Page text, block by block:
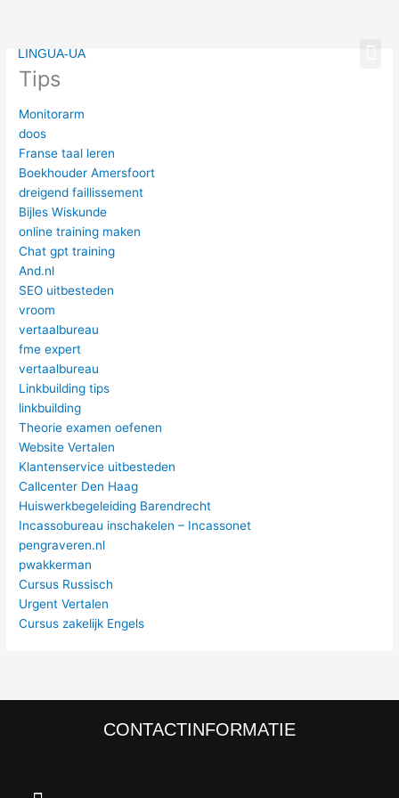
inhoud
LINGUA-UA
Tips
Monitorarm
doos
Franse taal leren
Boekhouder Amersfoort
dreigend faillissement
Bijles Wiskunde
online training maken
Chat gpt training
And.nl
SEO uitbesteden
vroom
vertaalbureau
fme expert
vertaalbureau
Linkbuilding tips
linkbuilding
Theorie examen oefenen
Website Vertalen
Klantenservice uitbesteden
Callcenter Den Haag
Huiswerkbegeleiding Barendrecht
Incassobureau inschakelen – Incassonet
pengraveren.nl
pwakkerman
Cursus Russisch
Urgent Vertalen
Cursus zakelijk Engels
CONTACTINFORMATIE